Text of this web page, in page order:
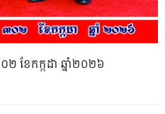
ខែកក្កដា ឆ្នាំ២០២៦